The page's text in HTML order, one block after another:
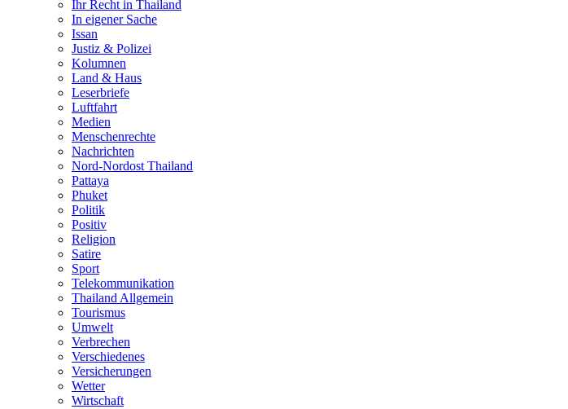
Ihr Recht in Thailand
In eigener Sache
Issan
Justiz & Polizei
Kolumnen
Land & Haus
Leserbriefe
Luftfahrt
Medien
Menschenrechte
Nachrichten
Nord-Nordost Thailand
Pattaya
Phuket
Politik
Positiv
Religion
Satire
Sport
Telekommunikation
Thailand Allgemein
Tourismus
Umwelt
Verbrechen
Verschiedenes
Versicherungen
Wetter
Wirtschaft